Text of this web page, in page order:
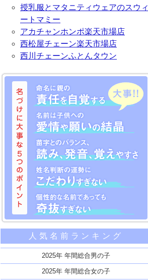
授乳服とマタニティウェアのスウィ
ートマミー
アカチャンホンポ楽天市場店
西松屋チェーン楽天市場店
西川チェーンふとんタウン
名づけに大事な5つのポイント
命名に親の責任を自覚する
名前は子供への愛情や願いの結晶
苗字とのバランス、読み、発音、覚えやすさ
姓名判断の運勢にこだわりすぎない
人気名前ランキング
2025年 年間総合男の子
2025年 年間総合女の子